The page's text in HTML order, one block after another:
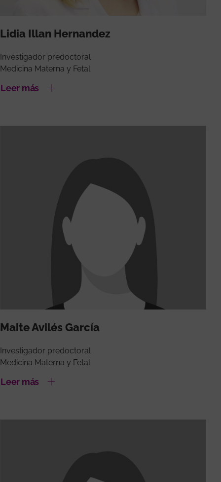
Lidia Illan Hernandez
Investigador predoctoral
Medicina Materna y Fetal
Leer más
Maite Avilés García
Investigador predoctoral
Medicina Materna y Fetal
Leer más